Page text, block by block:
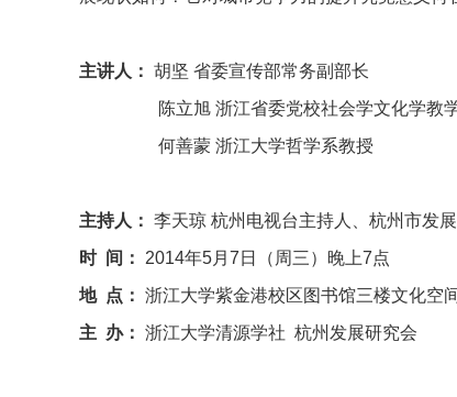
主讲人： 胡坚 省委宣传部常务副部长
陈立旭 浙江省委党校社会学文化学教
何善蒙 浙江大学哲学系教授
主持人： 李天琼 杭州电视台主持人、杭州市发
时 间： 2014年5月 7 日（周三）晚上7点
地 点： 浙江大学紫金港校区图书馆三楼文化空
主 办： 浙江大学清源学社 杭州发展研究会